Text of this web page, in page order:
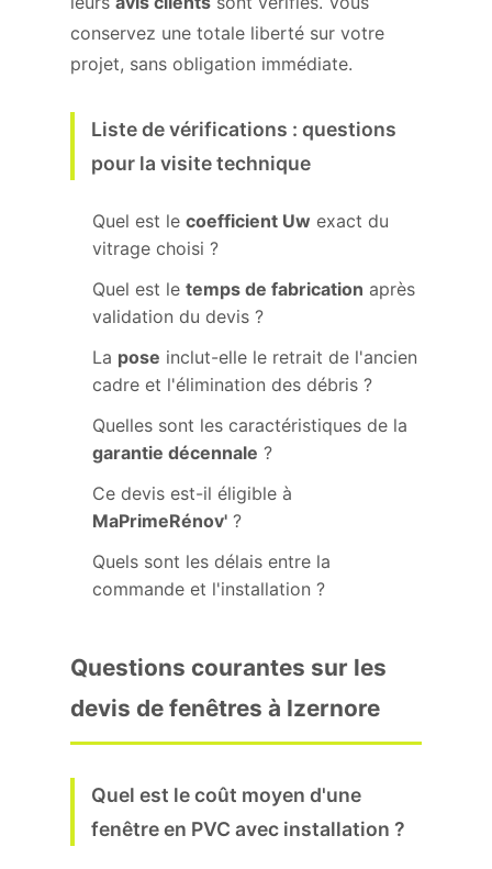
conservez une totale liberté sur votre
projet, sans obligation immédiate.
Liste de vérifications : questions
pour la visite technique
Quel est le coefficient Uw exact du
vitrage choisi ?
Quel est le temps de fabrication après
validation du devis ?
La pose inclut-elle le retrait de l'ancien
cadre et l'élimination des débris ?
Quelles sont les caractéristiques de la
garantie décennale ?
Ce devis est-il éligible à
MaPrimeRénov' ?
Quels sont les délais entre la
commande et l'installation ?
Questions courantes sur les
devis de fenêtres à Izernore
Quel est le coût moyen d'une
fenêtre en PVC avec installation ?